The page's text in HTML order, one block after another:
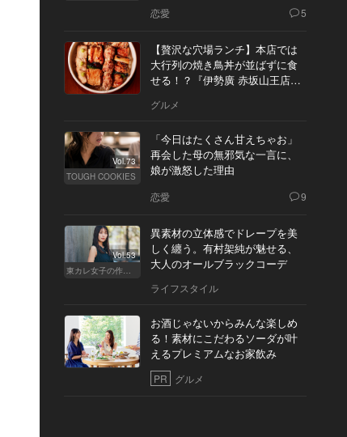
恋愛 5
【贅沢な穴場ランチ】本店では
大行列の焼き鳥丼が並ばずに食
せる！？『伊勢廣 赤坂山王店』
グルメ
Vol.73
TOUGH COOKIES
「今日はたくさん甘えちゃお」
再会した母の無邪気な一言に、
娘が激怒した理由
恋愛 9
Vol.53
東カレ女子の作り方
異素材の立体感でドレープを美
しく纏う。有村架純が魅せる、
大人のオールブラックコーデ
ライフスタイル
お酒じゃないからみんな楽しめ
る！素材にこだわるソーダが叶
えるプレミアムなお家飲み
PR グルメ